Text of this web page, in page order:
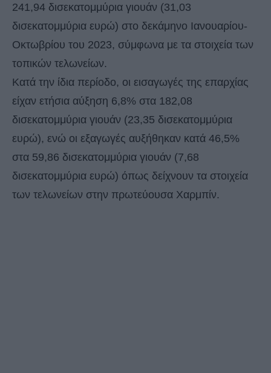
241,94 δισεκατομμύρια γιουάν (31,03
δισεκατομμύρια ευρώ) στο δεκάμηνο Ιανουαρίου-
Οκτωβρίου του 2023, σύμφωνα με τα στοιχεία των
τοπικών τελωνείων.
Κατά την ίδια περίοδο, οι εισαγωγές της επαρχίας
είχαν ετήσια αύξηση 6,8% στα 182,08
δισεκατομμύρια γιουάν (23,35 δισεκατομμύρια
ευρώ), ενώ οι εξαγωγές αυξήθηκαν κατά 46,5%
στα 59,86 δισεκατομμύρια γιουάν (7,68
δισεκατομμύρια ευρώ) όπως δείχνουν τα στοιχεία
των τελωνείων στην πρωτεύουσα Χαρμπίν.